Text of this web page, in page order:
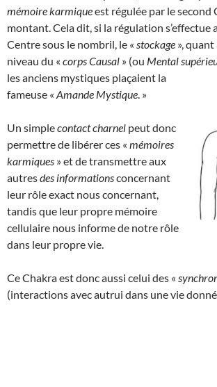
mémoire karmiqueest régulée par le second
montant. Cela dit, si la régulation s’effectue
Centre sous le nombril, le « stockage », quant
niveau du « corps Causal » (ou Mental
les anciens mystiques plaçaient la
fameuse « Amande Mystique . »
Un simplecontact charnel peut donc
permettre de libérer ces « mémoires
karmiques » et de transmettre aux
autresdes informationsconcernant
leur rôle exact nous concernant,
tandis que leur propre mémoire
cellulaire nous informe de notre rôle
dans leur propre vie.
Ce Chakra est donc aussi celui des «
(interactions avec autrui dans une vie